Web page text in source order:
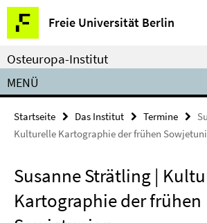
Springe
direkt
zu
Inhalt
Freie Universität Berlin
Service-
Navigation
Osteuropa-Institut
MENÜ
Startseite Das Institut Termine
Kulturelle Kartographie der frühen
Susanne Strätling |
Kartographie der frühen